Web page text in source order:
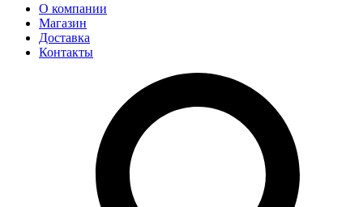
О компании
Магазин
Доставка
Контакты